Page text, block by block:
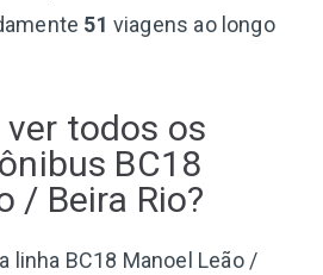
51 viagens ao longo
todos os
BC18
/ Beira Rio?
linha BC18 Manoel Leão /